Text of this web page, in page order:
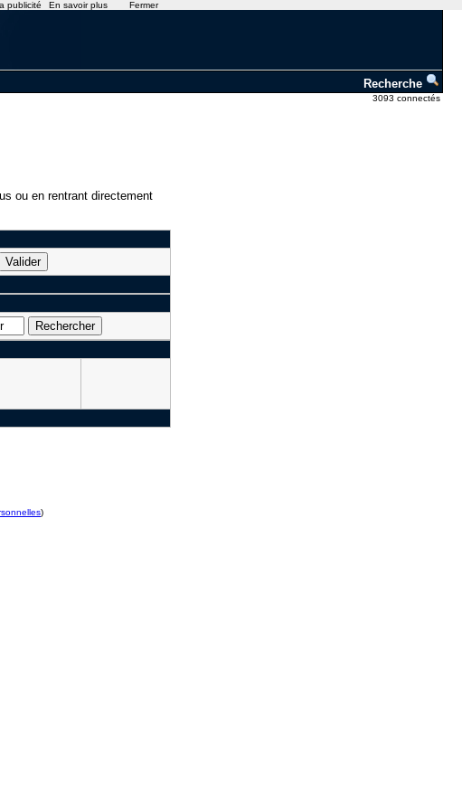
Recherche
3093 connectés
ou en rentrant directement
)
publicité En savoir plus Fermer